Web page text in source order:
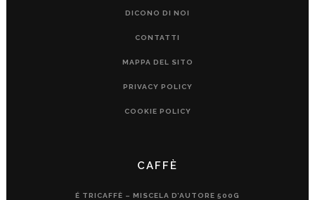
DICONO DI NOI
CONTATTI
MAPPA DEL SITO
PRIVACY POLICY
COOKIE POLICY
CAFFÈ
É TRICAFFÈ – MISCELA D’AUTORE 500G